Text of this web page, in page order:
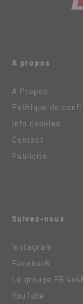
A propos
A Propos
Politique de
Info cookies
Contact
Publicité
Suivez-nous
Instagram
Facebook
Le groupe FB
YouTube